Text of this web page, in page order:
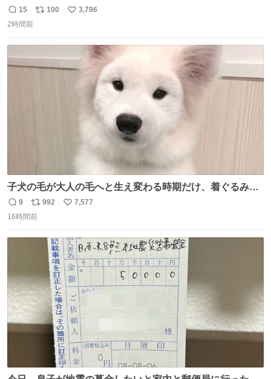
返
信
15
リ
数
100
い
3,796
2時間前
子犬の毛が大人の毛へと生え変わる時期だけ、着ぐるみを
着てるように見える良さがあります
返
信
9
リ
ポ
992
い
数
7,577
16時間前